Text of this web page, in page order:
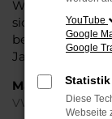
Werterhalt. Bei
sich über einen
beim Kauf auf
Jahren
Marken
VW
YouTube
Google
Google
Diese
Webseite